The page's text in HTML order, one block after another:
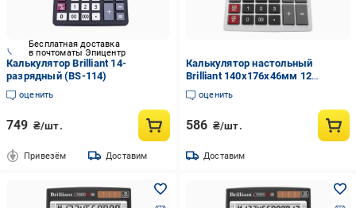
Бесплатная доставка
в почтоматы Эпицентр
Калькулятор Brilliant 14-
разрядный (BS-114)
оценить
749 ₴/шт.
Привезём Доставим
Калькулятор настольный
Brilliant 140x176x46мм 12
разрядный пластик Белый (BS
812В)
оценить
586 ₴/шт.
Доставим